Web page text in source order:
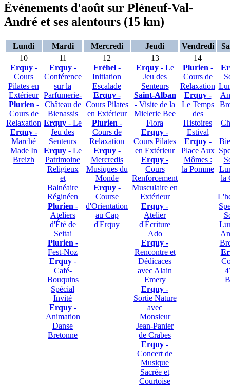
Événements d'août sur Pléneuf-Val-
André et ses alentours (15 km)
Lundi Mardi Mercredi Jeudi Vendredi
10
Erquy-
Cours
Pilates en
Extérieur
Plurien -
Cours de
Relaxation
Erquy-
Marché
Made In
Breizh
11
Erquy-
Conférence
sur la
Parfumerie-
Château de
Bienassis
Erquy - Le
Jeu des
Senteurs
Erquy - Le
Patrimoine
Religieux
et
Balnéaire
Réginéen
Plurien -
Ateliers
d'Été de
Seitai
Plurien -
Fest-Noz
Erquy-
Café-
Bouquins
Spécial
Invité
Erquy-
Animation
Danse
Bretonne
12
Fréhel-
Initiation
Escalade
Erquy-
Cours Pilates
en Extérieur
Plurien -
Cours de
Relaxation
Erquy-
Mercredis
Musiques du
Monde
Erquy-
Course
d'Orientation
au Cap
d'Erquy
13
Erquy- Le
Jeu des
Senteurs
Saint-Alban
- Visite de la
Mielerie Bee
Flora
Erquy -
Cours Pilates
en Extérieur
Erquy -
Cours
Renforcement
Musculaire en
Extérieur
Erquy -
Atelier
d'Écriture
Ado
Erquy -
Rencontre et
Dédicaces
avec Alain
Emery
Erquy -
Sortie Nature
avec
Monsieur
Jean-Panier
de Crabes
Erquy -
Concert de
Musique
Sacrée et
Courtoise
14
Plurien -
Cours de
Relaxation
Erquy-
Le Temps
des
Histoires
Estival
Erquy-
Place Aux
Mômes :
la Pomme
la